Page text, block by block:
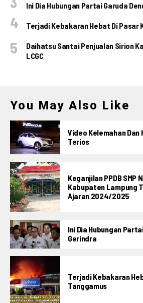
Ini Dia Hubungan Partai Garuda
Terjadi Kebakaran Hebat Di Pasar
Daihatsu Santai Penjualan Sirion
LCGC
You May Also Like
Video Kelemahan Dan
Terios
Keganjilan PPDB SMP
Kabupaten Lampung
Ajaran 2024/2025
Ini Dia Hubungan
Gerindra
Terjadi Kebakaran
Tanggamus